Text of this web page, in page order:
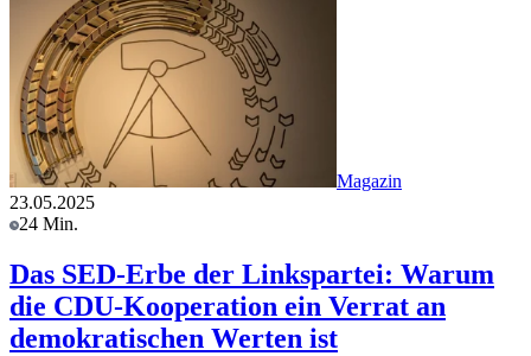
Magazin
23.05.2025
24 Min.
Das SED-Erbe der Linkspartei: Warum
die CDU-Kooperation ein Verrat an
demokratischen Werten ist